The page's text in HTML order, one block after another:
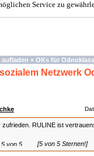
Service zu
aufladen » OKs für
Netzwerk
zufrieden. RULINE ist
[5 von 5 Sternen!]